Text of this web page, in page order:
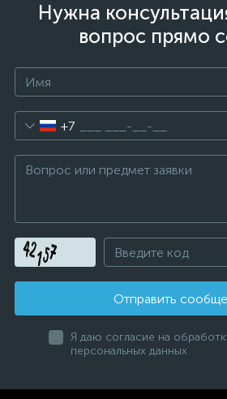
Нужна
вопрос прямо
+7
Отправить
Я даю согласие на
персональных данных